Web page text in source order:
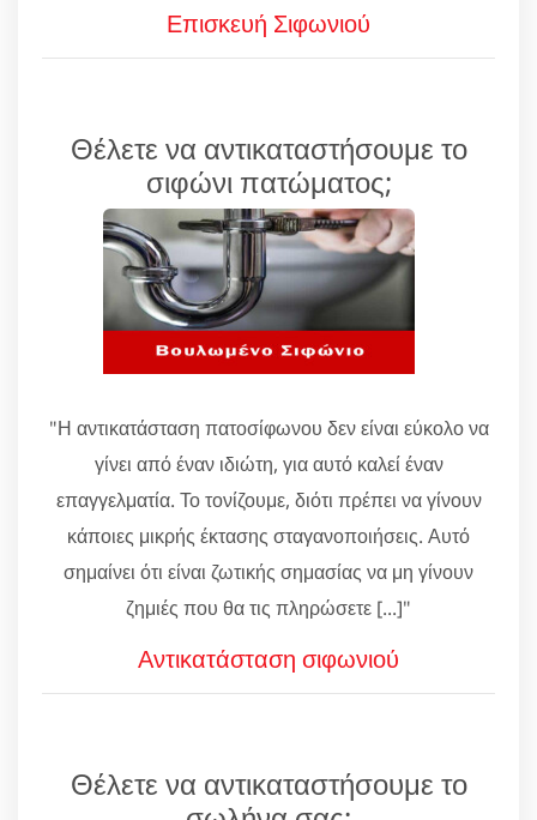
Επισκευή Σιφωνιού
Θέλετε να αντικαταστήσουμε το
σιφώνι πατώματος;
"Η αντικατάσταση πατοσίφωνου δεν είναι εύκολο να
γίνει από έναν ιδιώτη, για αυτό καλεί έναν
επαγγελματία. Το τονίζουμε, διότι πρέπει να γίνουν
κάποιες μικρής έκτασης σταγανοποιήσεις. Αυτό
σημαίνει ότι είναι ζωτικής σημασίας να μη γίνουν
ζημιές που θα τις πληρώσετε [...]"
Αντικατάσταση σιφωνιού
Θέλετε να αντικαταστήσουμε το